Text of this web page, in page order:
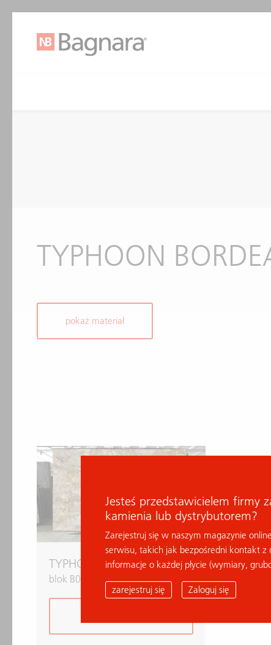
TYPHOON
pokaż materiał
TYPHOON BORDEAUX
blok B037859
Jesteś przedstawicielem firmy
kamienia lub dystrybutorem?
Zarejestruj się w naszym magazynie
serwisu, takich jak bezpośredni kontakt z
informacje o każdej płycie (wymiary,
zarejestruj się Zaloguj się